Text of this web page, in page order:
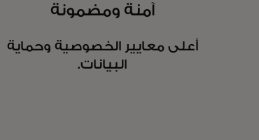
آمنة ومضمونة
أعلى معايير الخصوصية وحماية
البيانات.